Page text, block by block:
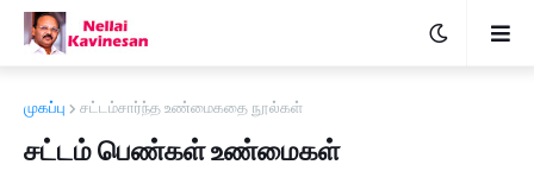
முகப்பு சட்டம்சார்ந்த உண்மைகதை நூல்கள்
சட்டம் பெண்கள் உண்மைகள்